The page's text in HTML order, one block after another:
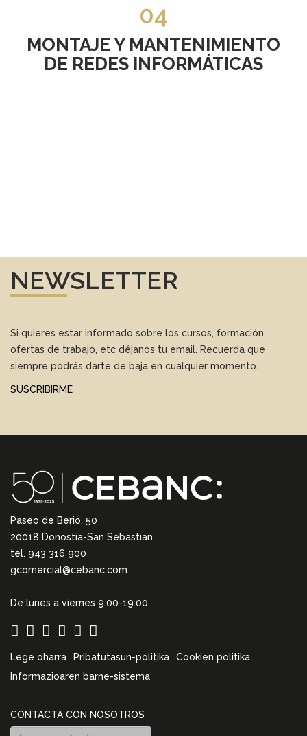
04
MONTAJE Y MANTENIMIENTO
DE REDES INFORMÁTICAS
NEWSLETTER
Si quieres estar informado sobre los cursos, formación,
ofertas de trabajo, etc déjanos tu email. Recuerda que
siempre podrás darte de baja en cualquier momento.
SUSCRIBIRME
Paseo de Berio, 50
20018 Donostia-San Sebastián
tel. 943 316 900
gcomercial@cebanc.com
De lunes a viernes 9:00-19:00
Lege oharra Pribatutasun-politika
Cookien politika
Informazioaren barne-sistema
CONTACTA CON NOSOTROS